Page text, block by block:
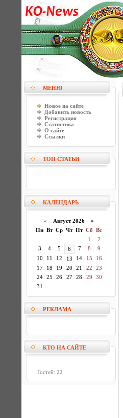
МЕНЮ
Новое на сайте
Добавить новость
Регистрация
Статистика
О сайте
Ссылки
ТОП СТАТЬИ
КАЛЕНДАРЬ
« Август 2026 »
Пн Вт Ср Чт Пт Сб Вс
1
2
3
4 5 6 7 8
9
10
11 12 13 14 15
16
17
18 19 20 21 22
23
24
25 26 27 28 29
30
31
РЕКЛАМА
КТО НА САЙТЕ
Гостей: 22